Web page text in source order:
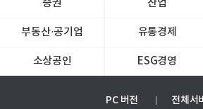
증권 산업
부동산·공기업 유통경제
소상공인 ESG경영
PC 버전 전체서